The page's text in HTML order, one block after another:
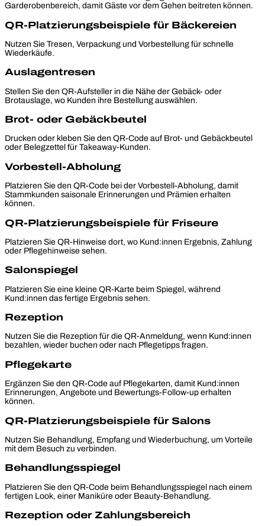
Garderobenbereich, damit Gäste vor dem Gehen beitreten können.
QR-Platzierungsbeispiele für Bäckereien
Nutzen Sie Tresen, Verpackung und Vorbestellung für schnelle
Wiederkäufe.
Auslagentresen
Stellen Sie den QR-Aufsteller in die Nähe der Gebäck- oder
Brotauslage, wo Kunden ihre Bestellung auswählen.
Brot- oder Gebäckbeutel
Drucken oder kleben Sie den QR-Code auf Brot- und Gebäckbeutel
oder Belegzettel für Takeaway-Kunden.
Vorbestell-Abholung
Platzieren Sie den QR-Code bei der Vorbestell-Abholung, damit
Stammkunden saisonale Erinnerungen und Prämien erhalten
können.
QR-Platzierungsbeispiele für Friseure
Platzieren Sie QR-Hinweise dort, wo Kund:innen Ergebnis, Zahlung
oder Pflegehinweise sehen.
Salonspiegel
Platzieren Sie eine kleine QR-Karte beim Spiegel, während
Kund:innen das fertige Ergebnis sehen.
Rezeption
Nutzen Sie die Rezeption für die QR-Anmeldung, wenn Kund:innen
bezahlen, wieder buchen oder nach Pflegetipps fragen.
Pflegekarte
Ergänzen Sie den QR-Code auf Pflegekarten, damit Kund:innen
Erinnerungen, Angebote und Bewertungs-Follow-up erhalten
können.
QR-Platzierungsbeispiele für Salons
Nutzen Sie Behandlung, Empfang und Wiederbuchung, um Vorteile
mit dem Besuch zu verbinden.
Behandlungsspiegel
Platzieren Sie den QR-Code beim Behandlungsspiegel nach einem
fertigen Look, einer Maniküre oder Beauty-Behandlung.
Rezeption oder Zahlungsbereich